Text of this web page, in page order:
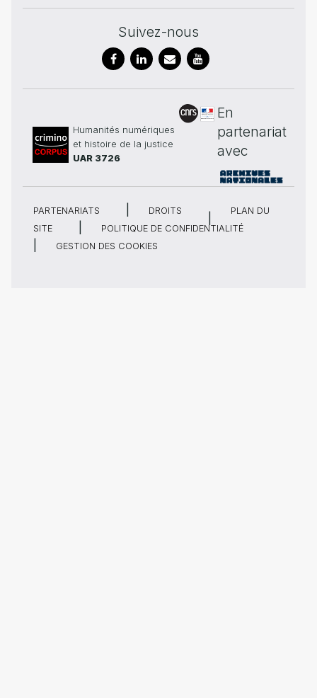
Suivez-nous
Humanités numériques
et histoire de la justice
UAR 3726
En
partenariat
avec
PARTENARIATS DROITS
PLAN DU
SITE
POLITIQUE DE CONFIDENTIALITÉ
GESTION DES COOKIES